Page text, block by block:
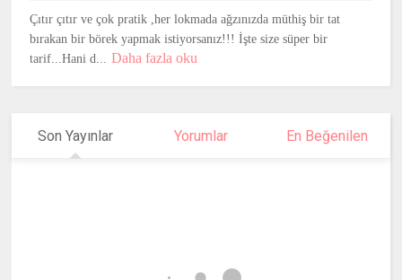
Çıtır çıtır ve çok pratik ,her lokmada ağzınızda müthiş bir tat
bırakan bir börek yapmak istiyorsanız!!! İşte size süper bir
tarif...Hani d...
Daha fazla oku
Son Yayınlar Yorumlar En Beğenilen